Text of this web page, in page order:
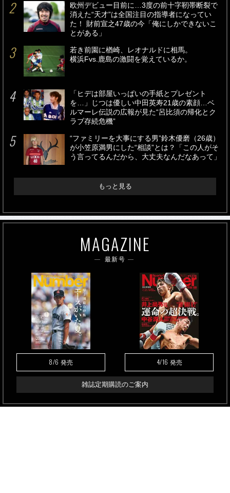
欧州デビュー目前に…3度の前十字靭帯断裂で
消えた“天才”は全国注目の指導者になってい
た！ 財前宣之47歳の今「俺にしかできないこ
とがある」
若き前園に楢崎、レオナルドに相馬。
横浜Fvs.鹿島の激闘を覚えているか。
「ヒデは部屋いっぱいの手紙とプレゼント
を…」じつは優しい中田英寿21歳の素顔…ベ
ルマーレ伝説の広報が見た“呂比須の帰化とク
ラブ存続危機”
“ファミリーを大事にする男”鈴木優磨（26歳）
が小笠原満男にした“相談”とは？「この人がそ
う言ってるんだから、大丈夫なんだなあって」
もっと見る
MAGAZINE
最新号
8/6 発売 4/16 発売
雑誌定期購読のご案内